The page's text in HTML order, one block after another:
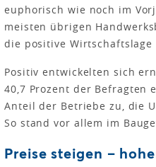
euphorisch wie noch im
meisten übrigen
die positive
Positiv entwickelten sich
40,7 Prozent der Befragten
Anteil der Betriebe zu, die
So stand vor allem im
Preise steigen –